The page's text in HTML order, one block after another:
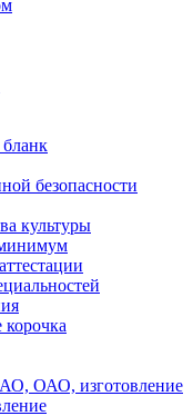
безопасности
культуры
ОАО, изготовление